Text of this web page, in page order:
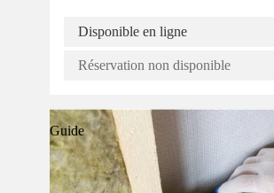
Disponible en ligne
Réservation non disponible
Guide